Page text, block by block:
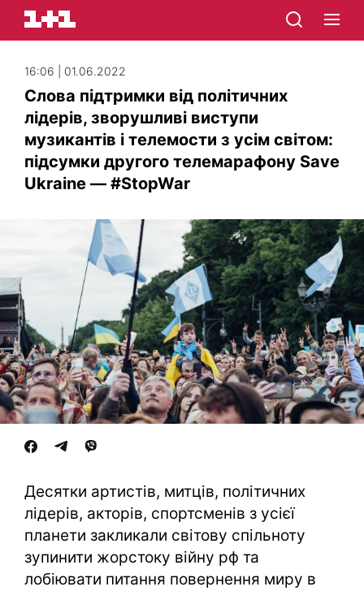
16:06 | 01.06.2022
Слова підтримки від політичних
лідерів, зворушливі виступи
музикантів і телемости з усім світом:
підсумки другого телемарафону Save
Ukraine — #StopWar
Десятки артистів, митців, політичних
лідерів, акторів, спортсменів з усієї
планети закликали світову спільноту
зупинити жорстоку війну рф та
лобіювати питання повернення миру в